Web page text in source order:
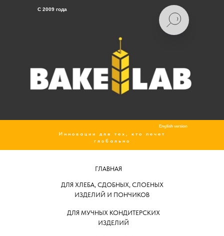
C 2009 года
Инновации для тех, кто печет
глобально
English version
ДЛЯ ХЛЕБА, СДОБНЫХ, СЛОЕНЫХ
ИЗДЕЛИЙ И ПОНЧИКОВ
ГЛАВНАЯ
ДЛЯ МУЧНЫХ КОНДИТЕРСКИХ
ИЗДЕЛИЙ